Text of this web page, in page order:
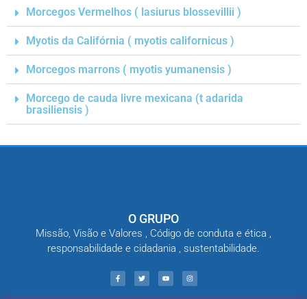
Morcegos Vermelhos ( lasiurus blossevillii )
Myotis da Califórnia ( myotis californicus )
Morcegos marrons ( myotis yumanensis )
Morcego de cauda livre mexicana (t adarida
brasiliensis )
O GRUPO
Missão, Visão e Valores , Código de conduta e ética ,
responsabilidade e cidadania , sustentabilidade.